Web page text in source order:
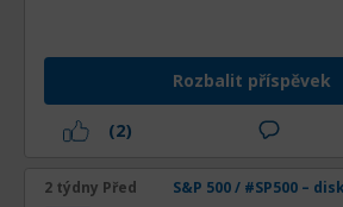
Rozbalit příspěvek
(2)
2 týdny Před